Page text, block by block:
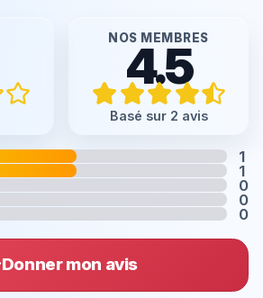
NOS MEMBRES
4.5
Basé sur 2 avis
1
1
0
0
0
Donner mon avis